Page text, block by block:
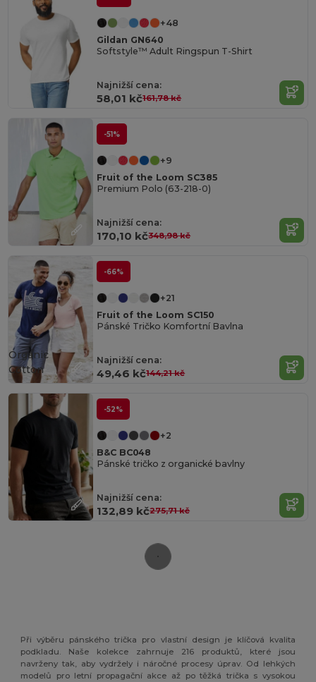
+48
Gildan GN640
Softstyle™ Adult Ringspun T-Shirt
Najnižší cena:
58,01 kč161,78 kč
-51%
+9
Fruit of the Loom SC385
Premium Polo (63-218-0)
Najnižší cena:
170,10 kč348,98 kč
-66%
+21
Fruit of the Loom SC150
Pánské Tričko Komfortní Bavlna
Najnižší cena:
49,46 kč144,21 kč
Organic
Cotton
-52%
+2
B&C BC048
Pánské tričko z organické bavlny
Najnižší cena:
132,89 kč275,71 kč
Při výběru pánského trička pro vlastní design je klíčová kvalita
podkladu. Naše kolekce zahrnuje 216 produktů, které jsou
navrženy tak, aby vydržely i náročné procesy úprav. Od lehkých
modelů pro letní propagační akce až po těžká trička s vysokou